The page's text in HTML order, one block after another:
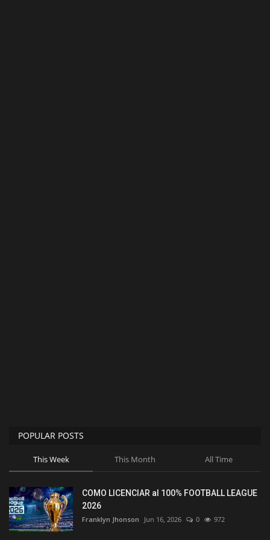
POPULAR POSTS
This Week This Month All Time
COMO LICENCIAR al 100% FOOTBALL LEAGUE
2026
Franklyn Jhonson Jun 16, 2026 0 972